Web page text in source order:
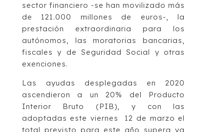
sector financiero -se han movilizado más
de 121.000 millones de euros-, la
prestación extraordinaria para los
autónomos, las moratorias bancarias,
fiscales y de Seguridad Social y otras
exenciones.
Las ayudas desplegadas en 2020
ascendieron a un 20% del Producto
Interior Bruto (PIB), y con las
adoptadas este viernes 12 de marzo el
total previsto para este año supera ya